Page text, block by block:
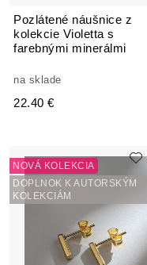
Pozlátené náušnice z
kolekcie Violetta s
farebnými minerálmi
na sklade
22.40 €
NOVÁ KOLEKCIA
DOPLNOK K AUTORSKÝM
KOLEKCIÁM